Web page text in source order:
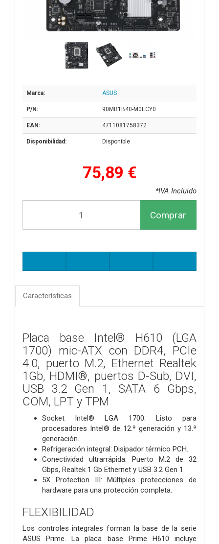
Marca: ASUS
P/N: 90MB1B40-M0ECY0
EAN: 4711081758372
Disponibilidad: Disponible
75,89 €
*IVA Incluido
Comprar
Características
Placa base Intel® H610 (LGA
1700) mic-ATX con DDR4, PCIe
4.0, puerto M.2, Ethernet Realtek
1Gb, HDMI®, puertos D-Sub, DVI,
USB 3.2 Gen 1, SATA 6 Gbps,
COM, LPT y TPM
Socket Intel® LGA 1700: Listo para
procesadores Intel® de 12.ª generación y 13.ª
generación.
Refrigeración integral: Disipador térmico PCH.
Conectividad ultrarrápida: Puerto M.2 de 32
Gbps, Realtek 1 Gb Ethernet y USB 3.2 Gen 1.
5X Protection III: Múltiples protecciones de
hardware para una protección completa.
FLEXIBILIDAD
Los controles integrales forman la base de la serie
ASUS Prime. La placa base Prime H610 incluye